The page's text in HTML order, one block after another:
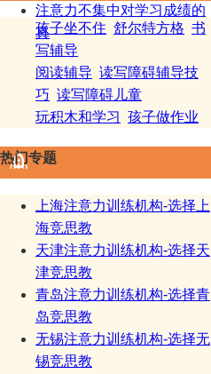
注意力不集中对学习成绩的
真
孩子坐不住 舒尔特方格 书
写辅导
阅读辅导 读写障碍辅导技
巧 读写障碍儿童
玩积木和学习 孩子做作业
热门专题
上海注意力训练机构-选择上
海竞思教
天津注意力训练机构-选择天
津竞思教
青岛注意力训练机构-选择青
岛竞思教
无锡注意力训练机构-选择无
锡竞思教